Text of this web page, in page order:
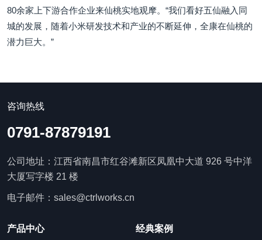
80余家上下游合作企业来仙桃实地观摩。“我们看好五仙融入同
城的发展，随着小米研发技术和产业的不断延伸，全康在仙桃的
潜力巨大。”
咨询热线
0791-87879191
公司地址：江西省南昌市红谷滩新区凤凰中大道 926 号中洋
大厦写字楼 21 楼
电子邮件：sales@ctrlworks.cn
产品中心 经典案例